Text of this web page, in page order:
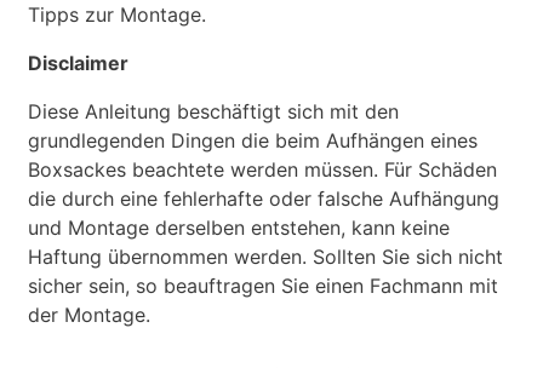
Tipps zur Montage.
Disclaimer
Diese Anleitung beschäftigt sich mit den
grundlegenden Dingen die beim Aufhängen eines
Boxsackes beachtete werden müssen. Für Schäden
die durch eine fehlerhafte oder falsche Aufhängung
und Montage derselben entstehen, kann keine
Haftung übernommen werden. Sollten Sie sich nicht
sicher sein, so beauftragen Sie einen Fachmann mit
der Montage.